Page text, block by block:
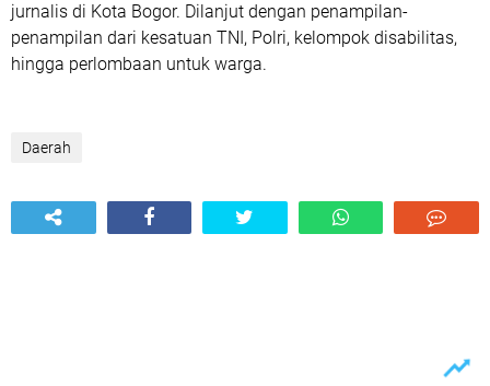
jurnalis di Kota Bogor. Dilanjut dengan penampilan-
penampilan dari kesatuan TNI, Polri, kelompok disabilitas,
hingga perlombaan untuk warga.
Daerah